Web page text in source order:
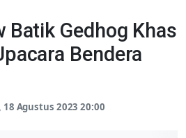
Batik Gedhog Khas
Bendera
18 Agustus 2023 20:00